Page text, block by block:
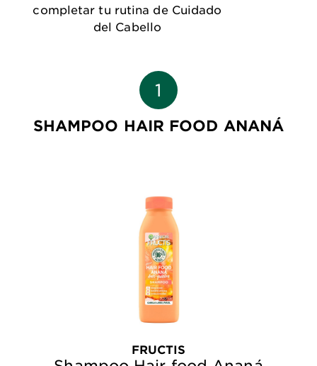
completar tu rutina de Cuidado
del Cabello
SHAMPOO HAIR FOOD ANANÁ
FRUCTIS